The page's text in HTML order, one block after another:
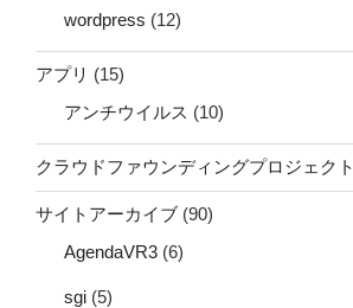
wordpress (12)
アプリ (15)
アンチウイルス (10)
クラウドファウンディングプロジェクト
サイトアーカイブ (90)
AgendaVR3 (6)
sgi (5)